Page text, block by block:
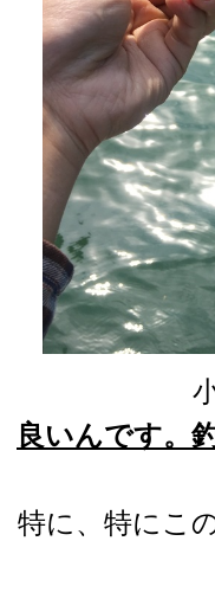
良いんです。
特に、特にこ